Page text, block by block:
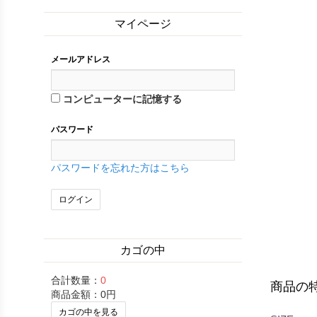
商品の
マイページ
メールアドレス
コンピューターに記憶する
パスワード
パスワードを忘れた方はこちら
カゴの中
合計数量： 0
商品金額： 0円
カゴの中を見る